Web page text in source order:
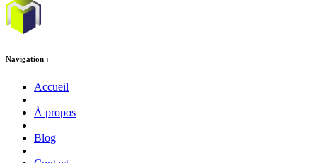
Navigation :
Accueil
À propos
Blog